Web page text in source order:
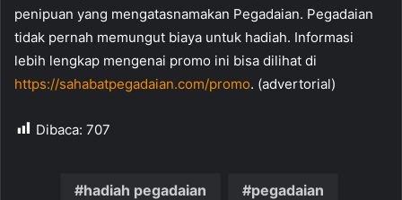
penipuan yang mengatasnamakan Pegadaian. Pegadaian
tidak pernah memungut biaya untuk hadiah. Informasi
lebih lengkap mengenai promo ini bisa dilihat di
https://sahabatpegadaian.com/promo. (advertorial)
Dibaca: 707
hadiah pegadaian pegadaian